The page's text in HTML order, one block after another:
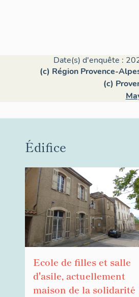
Date(s) d'enquête :
(c) Région Provence-
(c)
Édifice
Ecole de filles et salle
d'asile, actuellement
maison de la solidarité